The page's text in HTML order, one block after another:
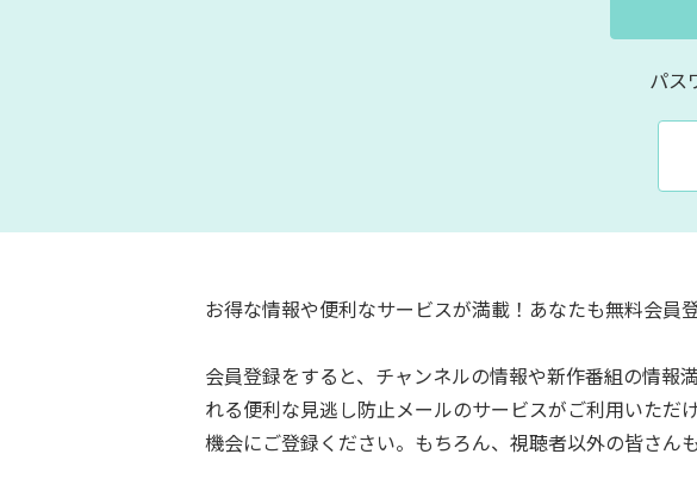
パス
お得な情報や便利なサービスが満載！あなたも無料会員
会員登録をすると、チャンネルの情報や新作番組の情報
れる便利な見逃し防止メールのサービスがご利用いた
機会にご登録ください。もちろん、視聴者以外の皆さん